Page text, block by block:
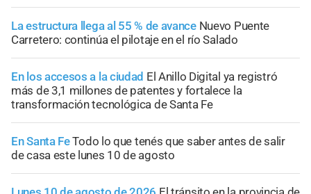
La estructura llega al 55 % de avance Nuevo Puente
Carretero: continúa el pilotaje en el río Salado
En los accesos a la ciudad El Anillo Digital ya registró
más de 3,1 millones de patentes y fortalece la
transformación tecnológica de Santa Fe
En Santa FeTodo lo que tenés que saber antes de salir
de casa este lunes 10 de agosto